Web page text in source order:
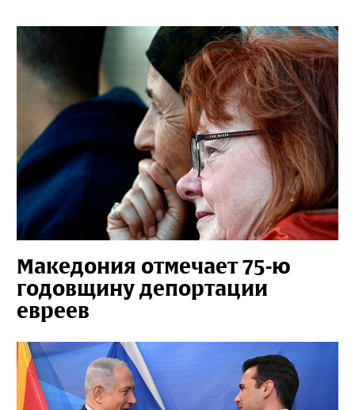
Македония отмечает 75-ю
годовщину депортации
евреев